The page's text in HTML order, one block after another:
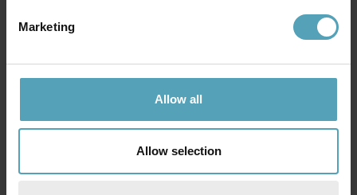
Marketing
Allow all
Allow selection